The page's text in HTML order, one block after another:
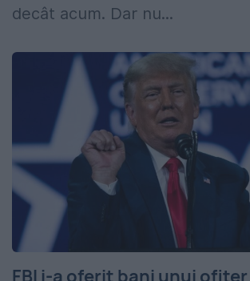
decât acum. Dar nu...